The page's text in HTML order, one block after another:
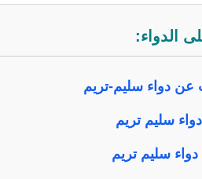
الدواء:
عن دواء سليم-تريم
سليم تريم
سليم تريم